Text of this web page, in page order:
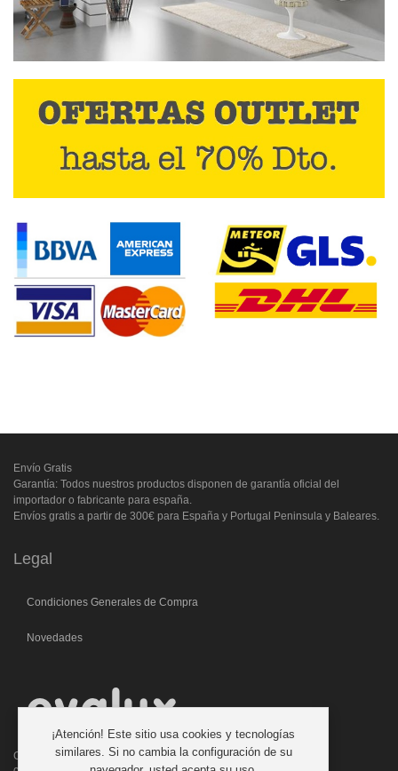
Envío Gratis
Garantía: Todos nuestros productos disponen de garantía oficial del
importador o fabricante para españa.
Envíos gratis a partir de 300€ para España y Portugal Peninsula y Baleares.
Legal
Condiciones Generales de Compra
Novedades
C/. Laforja, 46
¡Atención! Este sitio usa cookies y tecnologías
similares. Si no cambia la configuración de su